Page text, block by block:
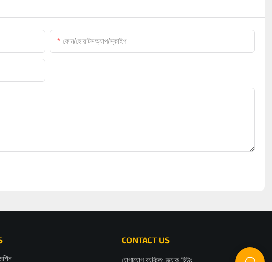
ফোন/হোয়াটসঅ্যাপ/স্কাইপ
CONTACT US
যোগাযোগ ব্যক্তি: জ্যাক হিউং